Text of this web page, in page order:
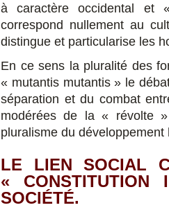
à caractère occidental et
correspond nullement au
distingue et particularise les
En ce sens la pluralité des
« mutantis mutantis » le
séparation et du combat
modérées de la « révolte
pluralisme du
LE LIEN SOCIAL
« CONSTITUTION
SOCIÉTÉ.